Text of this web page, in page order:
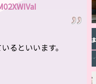
るといいます。